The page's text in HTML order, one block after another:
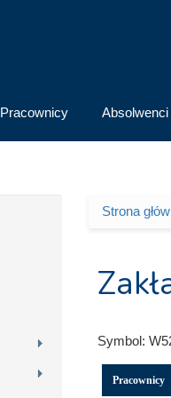
Pracownicy Absolwenci
Strona
Symbol:
Pracownicy